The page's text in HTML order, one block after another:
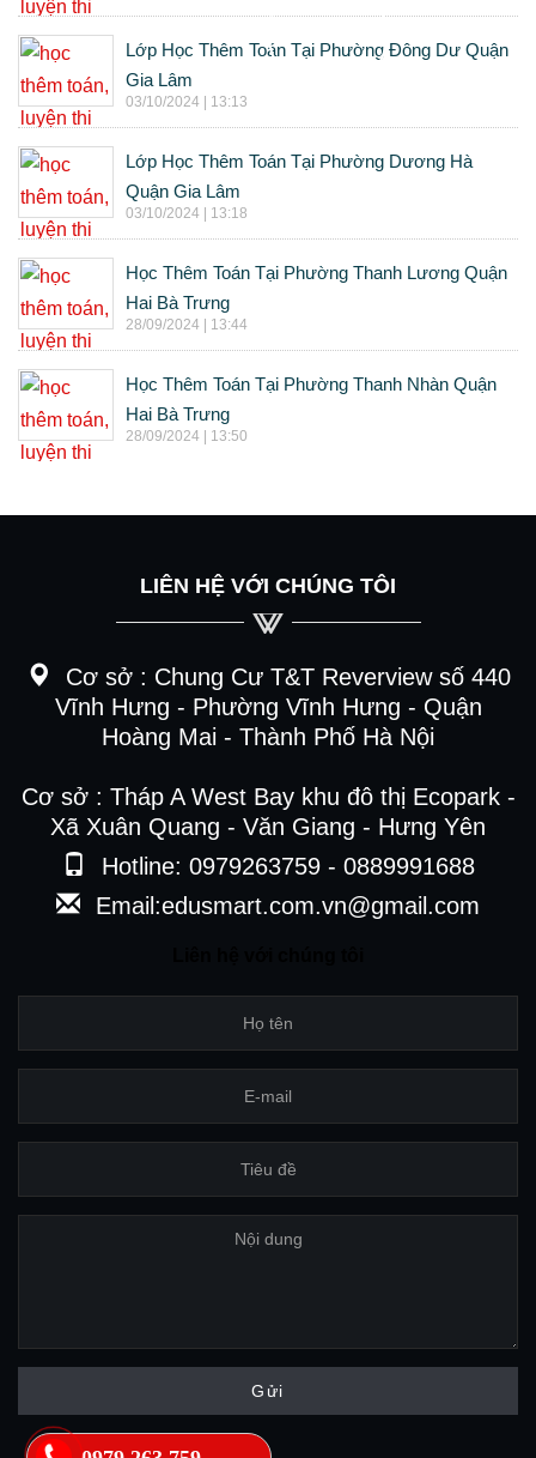
Lớp Học Thêm Toán Tại Phường Đông Dư Quận
Gia Lâm
03/10/2024 | 13:13
Lớp Học Thêm Toán Tại Phường Dương Hà
Quận Gia Lâm
03/10/2024 | 13:18
Học Thêm Toán Tại Phường Thanh Lương Quận
Hai Bà Trưng
28/09/2024 | 13:44
Học Thêm Toán Tại Phường Thanh Nhàn Quận
Hai Bà Trưng
28/09/2024 | 13:50
LIÊN HỆ VỚI CHÚNG TÔI
Cơ sở : Chung Cư T&T Reverview số 440
Vĩnh Hưng - Phường Vĩnh Hưng - Quận
Hoàng Mai - Thành Phố Hà Nội
Cơ sở : Tháp A West Bay khu đô thị Ecopark -
Xã Xuân Quang - Văn Giang - Hưng Yên
Hotline: 0979263759 - 0889991688
Email:edusmart.com.vn@gmail.com